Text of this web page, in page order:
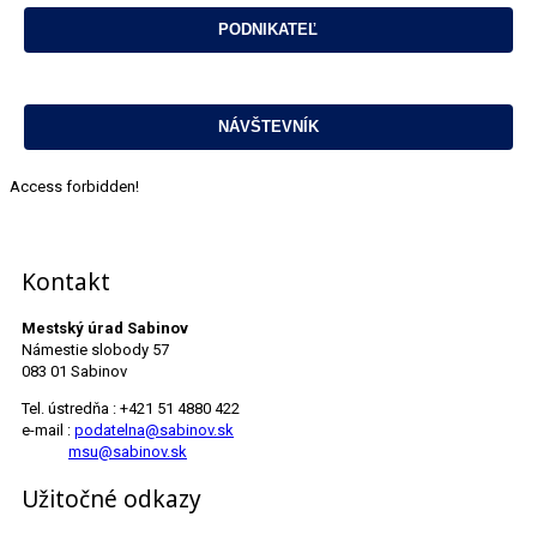
Access forbidden!
Kontakt
Mestský úrad Sabinov
Námestie slobody 57
083 01 Sabinov
Tel. ústredňa : +421 51 4880 422
e-mail : podatelna@sabinov.sk
msu@sabinov.sk
Užitočné odkazy